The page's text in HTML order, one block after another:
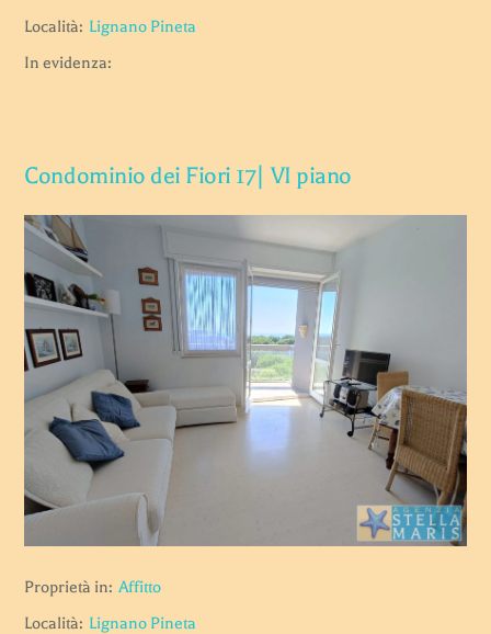
Località: Lignano Pineta
In evidenza:
Condominio dei Fiori 17| VI piano
Proprietà in: Affitto
Località: Lignano Pineta